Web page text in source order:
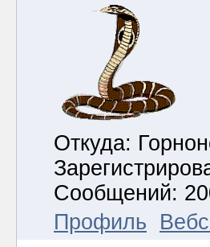
Откуда:
Сообщений:
Профиль